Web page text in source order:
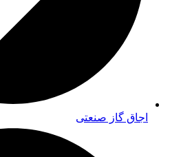
اجاق گاز صنعتی